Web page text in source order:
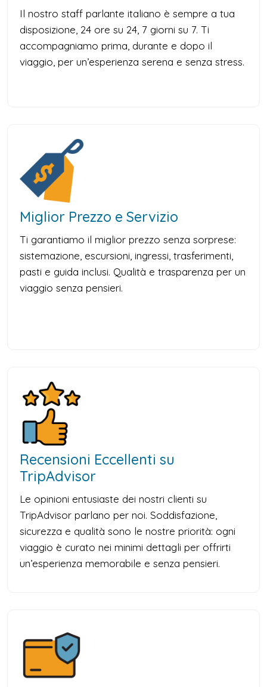
Il nostro staff parlante italiano è sempre a tua
disposizione, 24 ore su 24, 7 giorni su 7. Ti
accompagniamo prima, durante e dopo il
viaggio, per un’esperienza serena e senza stress.
Miglior Prezzo e Servizio
Ti garantiamo il miglior prezzo senza sorprese:
sistemazione, escursioni, ingressi, trasferimenti,
pasti e guida inclusi. Qualità e trasparenza per un
viaggio senza pensieri.
Recensioni Eccellenti su
TripAdvisor
Le opinioni entusiaste dei nostri clienti su
TripAdvisor parlano per noi. Soddisfazione,
sicurezza e qualità sono le nostre priorità: ogni
viaggio è curato nei minimi dettagli per offrirti
un’esperienza memorabile e senza pensieri.